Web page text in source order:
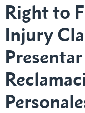
Right to
Injury